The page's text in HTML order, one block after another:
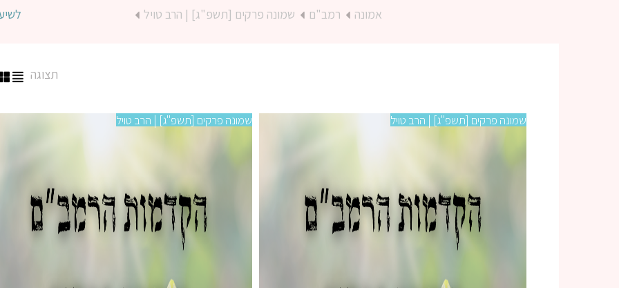
אמונה רמב"ם שמונה פרקים [תשפ"ג] | הרב טויל
תצוגה
שמונה פרקים [תשפ"ג] | הרב טויל שמונה פרקים [תשפ"ג] | הרב טויל